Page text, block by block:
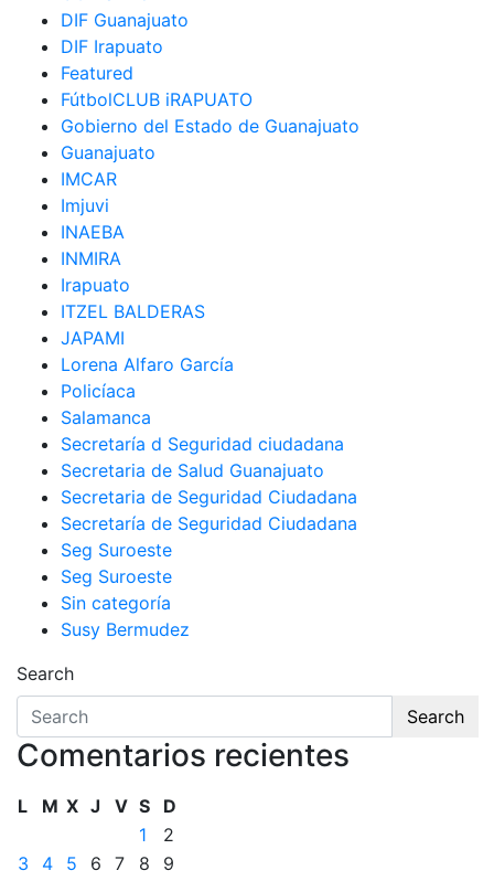
DIF Guanajuato
DIF Irapuato
Featured
FútbolCLUB iRAPUATO
Gobierno del Estado de Guanajuato
Guanajuato
IMCAR
Imjuvi
INAEBA
INMIRA
Irapuato
ITZEL BALDERAS
JAPAMI
Lorena Alfaro García
Policíaca
Salamanca
Secretaría d Seguridad ciudadana
Secretaria de Salud Guanajuato
Secretaria de Seguridad Ciudadana
Secretaría de Seguridad Ciudadana
Seg Suroeste
Seg Suroeste
Sin categoría
Susy Bermudez
Search
Search
Comentarios recientes
L M X J V S
D
1
2
3
4 5 6 7 8
9